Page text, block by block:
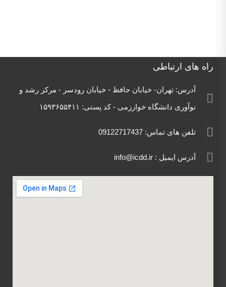
راه های ارتباطی
آدرس: تهران- خیابان حافظ - خیابان رودسر - مرکز رشد و
نوآوری دانشگاه خوارزمی - کد پستی: ۱۵۹۳۶۵۵۴۱۱
تلفن های تماس: 09122717437
آدرس ایمیل : info@icdd.ir